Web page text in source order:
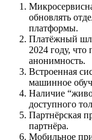
обновлять
платформы.
Платёжный
2024 году,
анонимность.
Встроенная
машинное
Наличие
доступного
Партнёрская
партнёра.
Мобильное